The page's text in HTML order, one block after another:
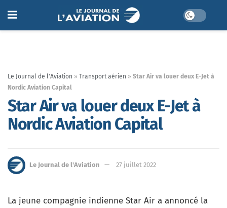
Le Journal de l'Aviation » Transport aérien » Star Air va louer deux E-Jet à
Nordic Aviation Capital
Star Air va louer deux E-Jet à
Nordic Aviation Capital
Le Journal de l'Aviation 27 juillet 2022
La jeune compagnie indienne Star Air a annoncé la